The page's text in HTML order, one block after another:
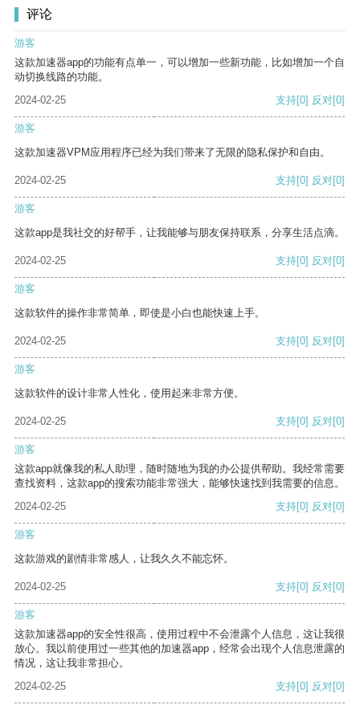
评论
游客
这款加速器app的功能有点单一，可以增加一些新功能，比如增加一个自
动切换线路的功能。
2024-02-25
支持[0] 反对[0]
游客
这款加速器VPM应用程序已经为我们带来了无限的隐私保护和自由。
2024-02-25 支持[0] 反对[0]
游客
这款app是我社交的好帮手，让我能够与朋友保持联系，分享生活点滴。
2024-02-25 支持[0] 反对[0]
游客
这款软件的操作非常简单，即使是小白也能快速上手。
2024-02-25 支持[0] 反对[0]
游客
这款软件的设计非常人性化，使用起来非常方便。
2024-02-25 支持[0] 反对[0]
游客
这款app就像我的私人助理，随时随地为我的办公提供帮助。我经常需要
查找资料，这款app的搜索功能非常强大，能够快速找到我需要的信息。
2024-02-25
支持[0] 反对[0]
游客
这款游戏的剧情非常感人，让我久久不能忘怀。
2024-02-25 支持[0] 反对[0]
游客
这款加速器app的安全性很高，使用过程中不会泄露个人信息，这让我很
放心。我以前使用过一些其他的加速器app，经常会出现个人信息泄露的
情况，这让我非常担心。
2024-02-25
支持[0] 反对[0]